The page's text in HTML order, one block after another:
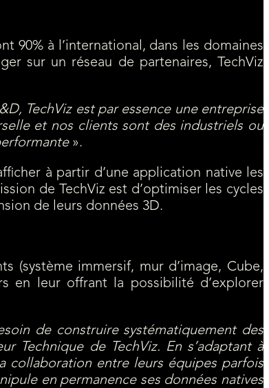
90% à l’international, dans les domaines
sur un réseau de partenaires, TechViz
TechViz est par essence une entreprise
et nos clients sont des industriels ou
».
à partir d’une application native les
de TechViz est d’optimiser les cycles
de leurs données 3D.
(système immersif, mur d’image, Cube,
en leur offrant la possibilité d’explorer
de construire systématiquement des
Technique de TechViz. En s’adaptant à
collaboration entre leurs équipes parfois
en permanence ses données natives